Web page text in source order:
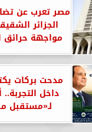
مصر تعرب عن
الجزائر
مواجهة حرائق
مدحت بركات
داخل
لـ«مستقبل